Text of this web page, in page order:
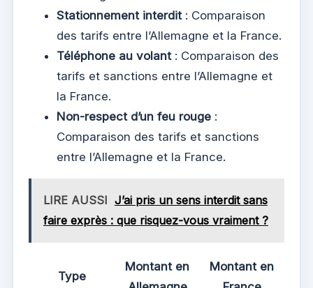
Stationnement interdit : Comparaison
des tarifs entre l’Allemagne et la France.
Téléphone au volant : Comparaison des
tarifs et sanctions entre l’Allemagne et
la France.
Non-respect d’un feu rouge :
Comparaison des tarifs et sanctions
entre l’Allemagne et la France.
LIRE AUSSI J’ai pris un sens interdit sans
faire exprès : que risquez-vous vraiment ?
Type
Montant en
Montant en